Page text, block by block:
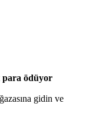
para ödüyor
gidin ve